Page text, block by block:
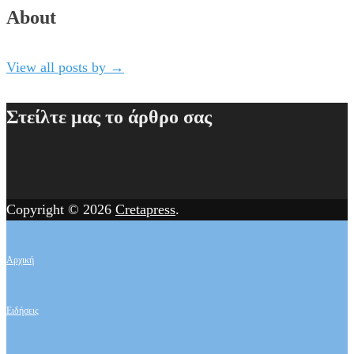
About
View all posts by →
Στείλτε μας το άρθρο σας
Copyright © 2026 Cretapress.
Αρχική
Ειδήσεις